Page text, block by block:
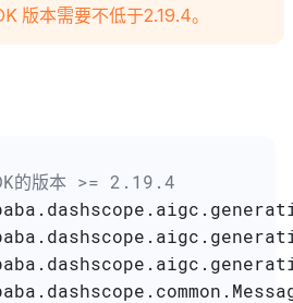
版本需要不低于2.19.4。
的版本 >= 2.19.4